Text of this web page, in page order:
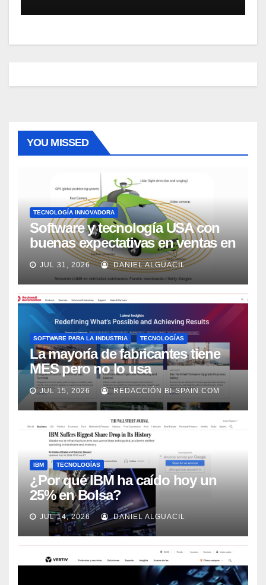
YOU MISSED
TECNOLOGÍA INNOVADORA
Software y tecnología USA con
buenas expectativas en ventas en
los próximos 2 años, según
Market Watch
JUL 31, 2026 DANIEL ALGUACIL
SOFTWARE PARA LA INDUSTRIA TECNOLOGÍAS
La mayoría de fabricantes tiene
MES pero no lo usa
adecuadamente, según Rockwell
Automation
JUL 15, 2026 REDACCIÓN BI-SPAIN.COM
IBM TECNOLOGÍAS
¿Por qué IBM ha caído hoy un
25% en Bolsa?
JUL 14, 2026 DANIEL ALGUACIL